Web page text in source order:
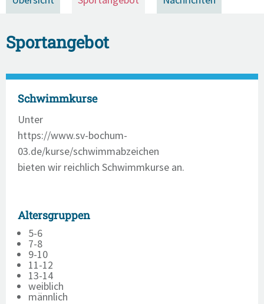
Sportangebot
Schwimmkurse
Unter
https://www.sv-bochum-
03.de/kurse/schwimmabzeichen
bieten wir reichlich Schwimmkurse an.
Altersgruppen
5-6
7-8
9-10
11-12
13-14
weiblich
männlich